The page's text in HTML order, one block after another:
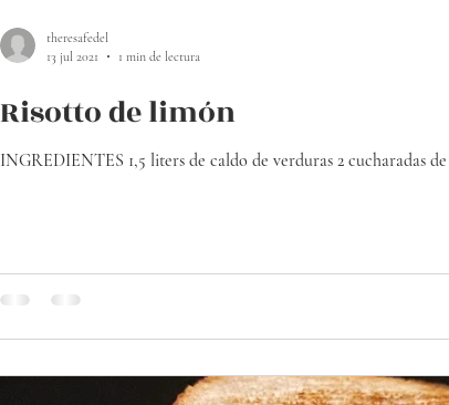
Risotto de limón
INGREDIENTES 1,5 liters de caldo de verduras 2 cucharadas
theresafedel
13 jul 2021
1 min de lectura